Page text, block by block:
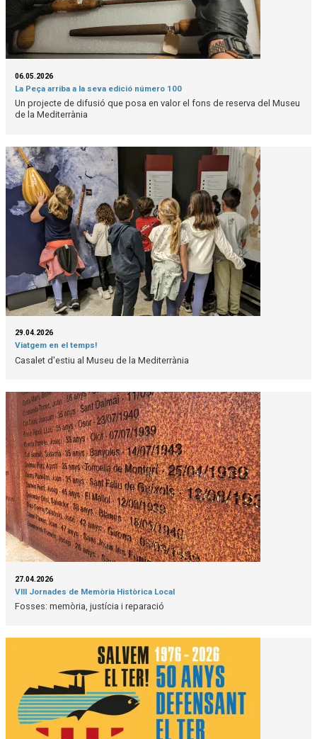
06.05.2026
La Peça arriba a la seva edició número 100
Un projecte de difusió que posa en valor el fons de reserva del Museu
de la Mediterrània
29.04.2026
Viatgem en el temps!
Casalet d'estiu al Museu de la Mediterrània
27.04.2026
VIII Jornades de Memòria Històrica Local
Fosses: memòria, justícia i reparació